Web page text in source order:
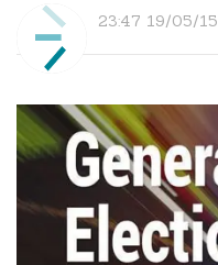
23:47 19/05/15